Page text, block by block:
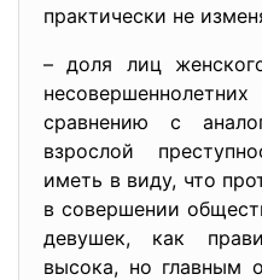
практически не
– доля лиц
сравнению с
взрослой
иметь в виду, что
в совершении
девушек, как
высока, но главным